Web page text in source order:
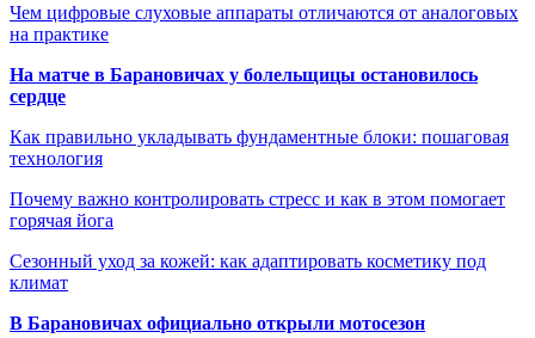
Чем цифровые слуховые аппараты отличаются от аналоговых
на практике
На матче в Барановичах у болельщицы остановилось
сердце
Как правильно укладывать фундаментные блоки: пошаговая
технология
Почему важно контролировать стресс и как в этом помогает
горячая йога
Сезонный уход за кожей: как адаптировать косметику под
климат
В Барановичах официально открыли мотосезон